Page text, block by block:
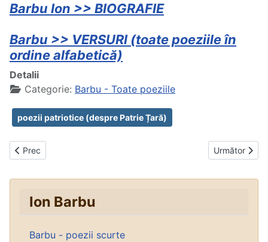
Barbu Ion >> BIOGRAFIE
Barbu >> VERSURI (toate poeziile în
ordine alfabetică)
Detalii
Categorie: Barbu - Toate poeziile
poezii patriotice (despre Patrie Țară)
Articol precedent: Cuvânt către poeți
Prec Articolul
Următor
Ion Barbu
Barbu - poezii scurte